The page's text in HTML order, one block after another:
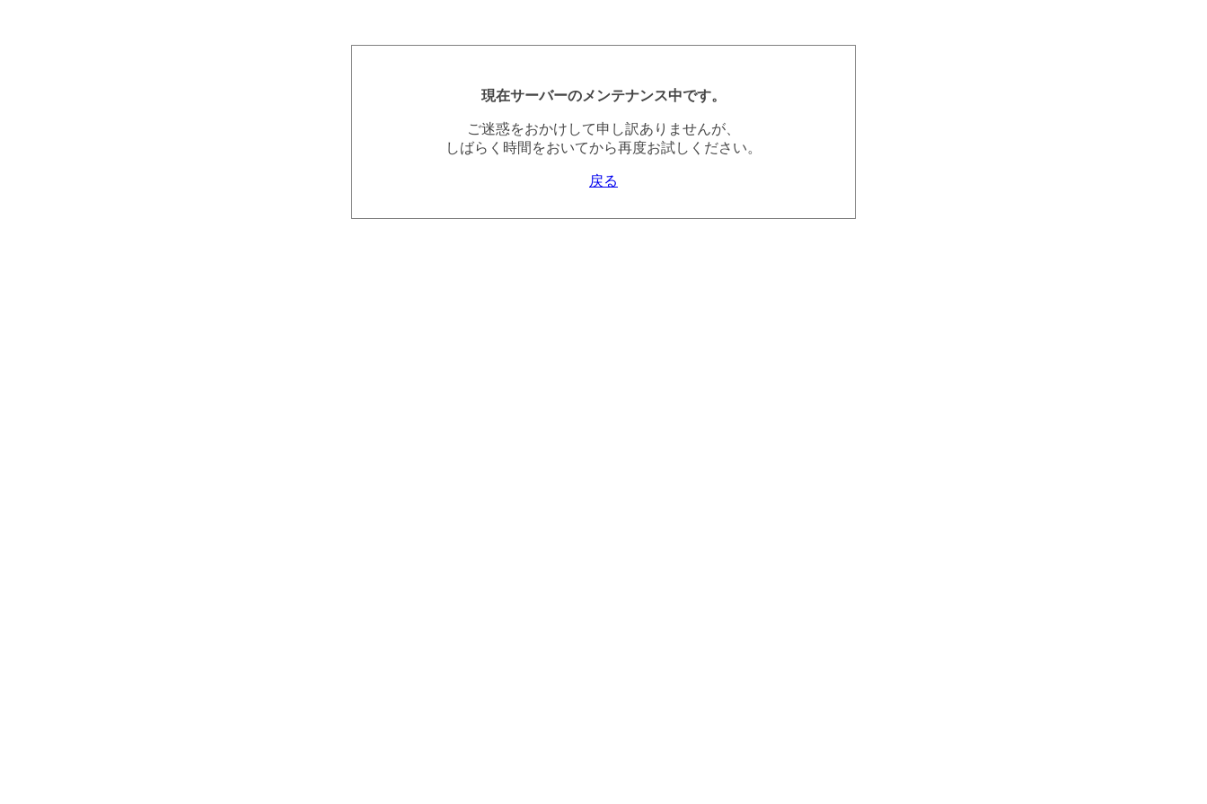
現在サーバーのメンテナンス中です。
ご迷惑をおかけして申し訳ありませんが、
しばらく時間をおいてから再度お試しください。
戻る